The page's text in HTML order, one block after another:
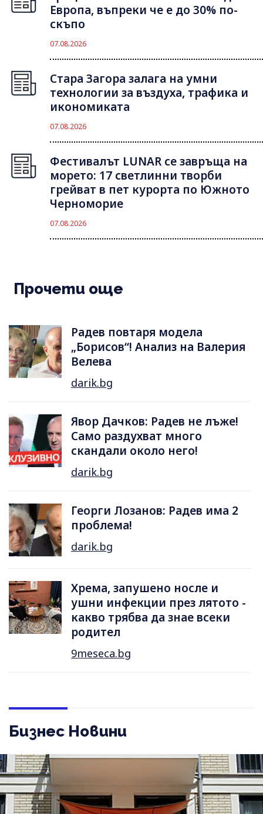
Европа, въпреки че е до 30% по-
скъпо
07.08.2026
Стара Загора залага на умни
технологии за въздуха, трафика и
икономиката
07.08.2026
Фестивалът LUNAR се завръща на
морето: 17 светлинни творби
грейват в пет курорта по Южното
Черноморие
07.08.2026
Прочети още
Радев повтаря модела
„Борисов“! Анализ на Валерия
Велева
darik.bg
Явор Дачков: Радев не лъже!
Само раздухват много
скандали около него!
darik.bg
Георги Лозанов: Радев има 2
проблема!
darik.bg
Хрема, запушено носле и
ушни инфекции през лятотo -
какво трябва да знае всеки
родител
9meseca.bg
Бизнес Новини